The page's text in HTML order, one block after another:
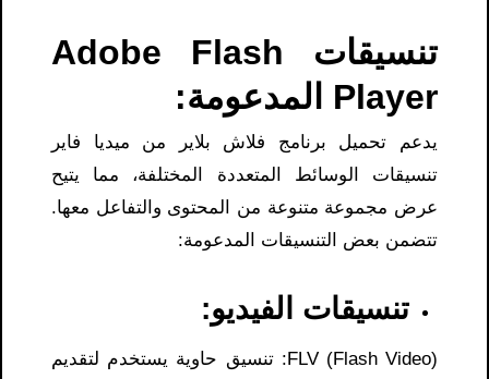
تنسيقات Adobe Flash
Player المدعومة:
يدعم تحميل برنامج فلاش بلاير من ميديا فاير
تنسيقات الوسائط المتعددة المختلفة، مما يتيح
عرض مجموعة متنوعة من المحتوى والتفاعل معها.
تتضمن بعض التنسيقات المدعومة:
تنسيقات الفيديو:
FLV (Flash Video): تنسيق حاوية يستخدم لتقديم